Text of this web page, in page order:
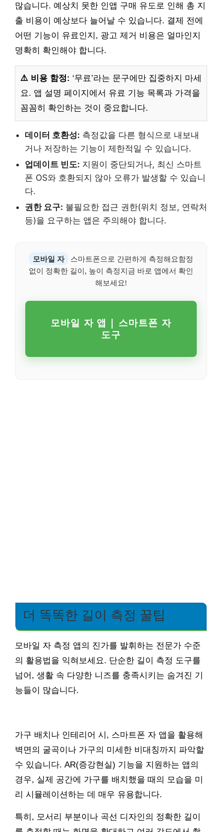
많습니다. 예상치 못한 인앱 구매 유도로 인해 총 지
출 비용이 예상보다 늘어날 수 있습니다. 결제 전에
어떤 기능이 유료인지, 광고 제거 비용은 얼마인지
명확히 확인해야 합니다.
⚠️ 비용 함정: ‘무료’라는 문구에만 집중하지 마세
요. 앱 설명 페이지에서 유료 기능 목록과 가격을
꼼꼼히 확인하는 것이 중요합니다.
데이터 호환성: 측정값을 다른 형식으로 내보내
거나 저장하는 기능이 제한적일 수 있습니다.
업데이트 빈도: 지원이 중단되거나, 최신 스마트
폰 OS와 호환되지 않아 오류가 발생할 수 있습니
다.
권한 요구: 불필요한 접근 권한(위치 정보, 연락처
등)을 요구하는 앱은 주의해야 합니다.
모바일 자
스마트폰으로 간편하게 측정해요함정
없이 정확한 길이, 높이 측정지금 바로 앱에서 확인
해보세요!
모바일 자 앱 | 스마트폰 자
도구
더 똑똑한 길이 측정 꿀팁
모바일 자 측정 앱의 진가를 발휘하는 전문가 수준
의 활용법을 익혀보세요. 단순한 길이 측정 도구를
넘어, 생활 속 다양한 니즈를 충족시키는 숨겨진 기
능들이 많습니다.
가구 배치나 인테리어 시, 스마트폰 자 앱을 활용해
벽면의 굴곡이나 가구의 미세한 비대칭까지 파악할
수 있습니다. AR(증강현실) 기능을 지원하는 앱의
경우, 실제 공간에 가구를 배치했을 때의 모습을 미
리 시뮬레이션하는 데 매우 유용합니다.
특히, 모서리 부분이나 곡선 디자인의 정확한 길이